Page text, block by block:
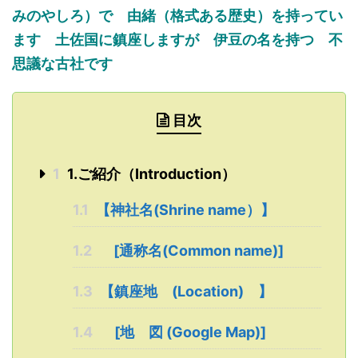
みのやしろ）で 由緒（格式ある歴史）を持ってい
ます 土佐国に鎮座しますが 伊豆の名を持つ 不
思議な古社です
目次
1 1.ご紹介（Introduction）
1.1 【神社名(Shrine name）】
1.2 [通称名(Common name)]
1.3 【鎮座地 (Location) 】
1.4 [地 図 (Google Map)]